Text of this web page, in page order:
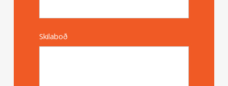
Skilaboð